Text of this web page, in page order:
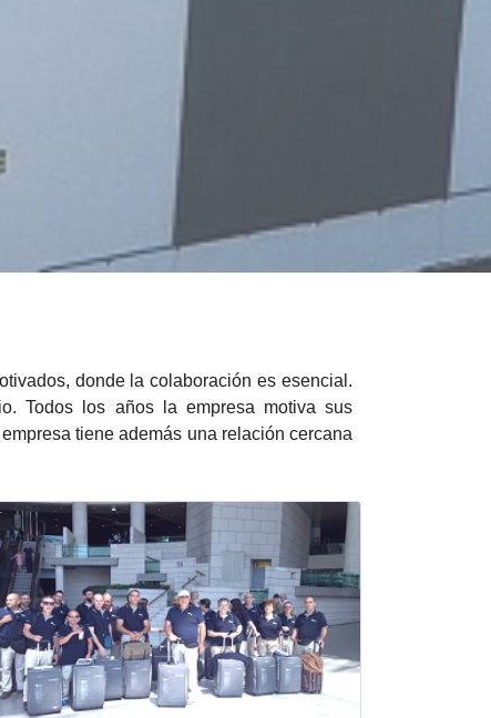
donde la colaboración es esencial.
Todos los años la empresa motiva sus
tiene además una relación cercana